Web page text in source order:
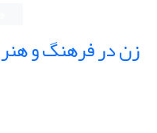
زن در فرهنگ و هنر